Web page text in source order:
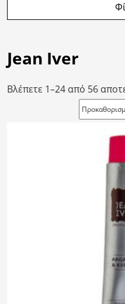
Jean Iver
Βλέπετε 1–24 από 56